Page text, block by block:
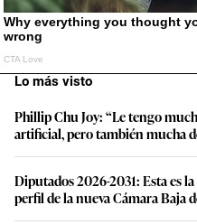
Lo más visto
Phillip Chu Joy: “Le tengo
artificial, pero también mucha
Diputados 2026-2031: Esta es
perfil de la nueva Cámara Baja